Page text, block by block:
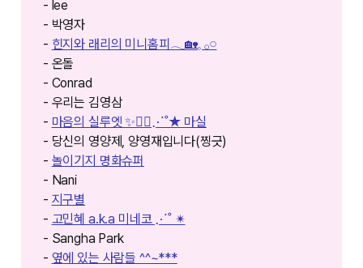
- lee
- 박영자
- 힌지와 래리의 미니홈피𓂃🏡𓈒 𓂂𓏸
- 온돌
- Conrad
- 우리는 김영삼
- 마음의 실루엣 ✨🚶‍♀️⋰˚★ 마실
- 당신의 영양제, 양영재입니다(찡긋)
- 놀이기지 명화슈퍼
- Nani
- 지구별
- 고민혜 a.k.a 미네코 ⋰˚ ✴︎
- Sangha Park
- 옆에 있는 사람들 ^^~***